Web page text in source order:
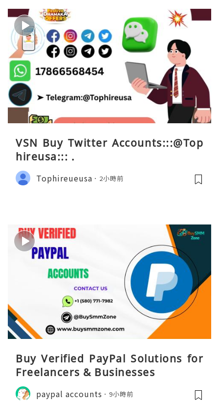
VSN Buy Twitter Accounts:::@Top
hireusa::: .
Tophireueusa 2小時前
Buy Verified PayPal Solutions for
Freelancers & Businesses
paypal accounts 9小時前